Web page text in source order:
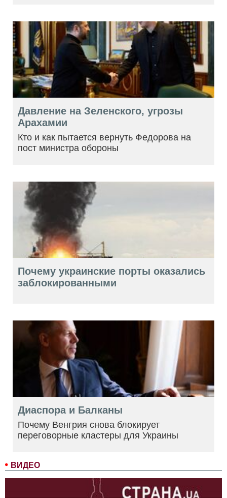
ВИДЕО
Давление на Зеленского, угрозы
Арахамии
Кто и как пытается вернуть Федорова на
пост министра обороны
Почему украинские порты оказались
заблокированными
Диаспора и Балканы
Почему Венгрия снова блокирует
переговорные кластеры для Украины